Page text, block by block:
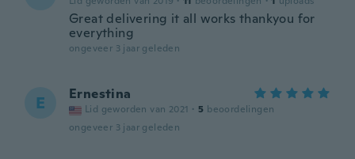
Great delivering it all works thankyou for
everything
ongeveer 3 jaar geleden
E Ernestina
Lid geworden van 2021 · 5 beoordelingen
ongeveer 3 jaar geleden